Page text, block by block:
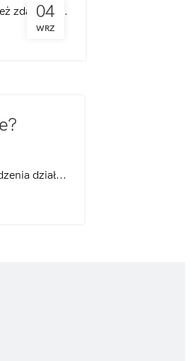
04
WRZ
zdarza si...
dział...